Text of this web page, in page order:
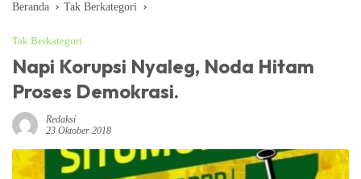
Beranda Tak Berkategori
Tak Berkategori
Napi Korupsi Nyaleg, Noda Hitam
Proses Demokrasi.
Redaksi
23 Oktober 2018